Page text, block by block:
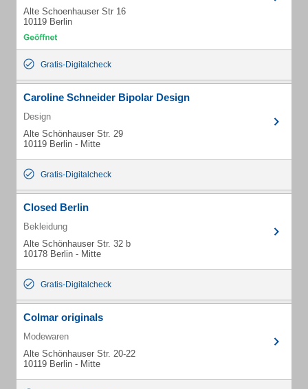
Alte Schoenhauser Str 16
10119 Berlin
Gratis-Digitalcheck
Caroline Schneider Bipolar Design
Design
Alte Schönhauser Str. 29
10119 Berlin - Mitte
Gratis-Digitalcheck
Closed Berlin
Bekleidung
Alte Schönhauser Str. 32 b
10178 Berlin - Mitte
Gratis-Digitalcheck
Colmar originals
Modewaren
Alte Schönhauser Str. 20-22
10119 Berlin - Mitte